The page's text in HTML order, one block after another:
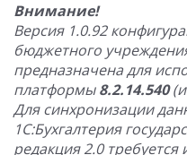
Внимание!
Версия 1.0.92
бюджетного
предназначена для
платформы8.2.14.540(и
Для синхронизации
1С:Бухгалтерия
редакция 2.0 требуется